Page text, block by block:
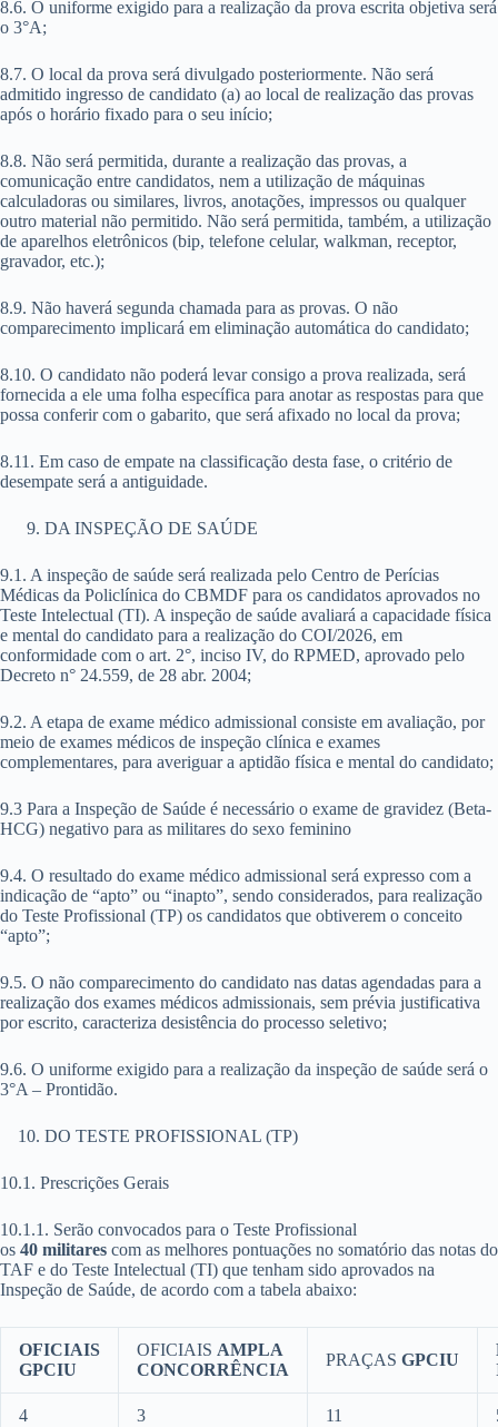
8.6. O uniforme exigido para a realização da prova escrita objetiva será
o 3°A;
8.7. O local da prova será divulgado posteriormente. Não será
admitido ingresso de candidato (a) ao local de realização das provas
após o horário fixado para o seu início;
8.8. Não será permitida, durante a realização das provas, a
comunicação entre candidatos, nem a utilização de máquinas
calculadoras ou similares, livros, anotações, impressos ou qualquer
outro material não permitido. Não será permitida, também, a utilização
de aparelhos eletrônicos (bip, telefone celular, walkman, receptor,
gravador, etc.);
8.9. Não haverá segunda chamada para as provas. O não
comparecimento implicará em eliminação automática do candidato;
8.10. O candidato não poderá levar consigo a prova realizada, será
fornecida a ele uma folha específica para anotar as respostas para que
possa conferir com o gabarito, que será afixado no local da prova;
8.11. Em caso de empate na classificação desta fase, o critério de
desempate será a antiguidade.
DA INSPEÇÃO DE SAÚDE
9.1. A inspeção de saúde será realizada pelo Centro de Perícias
Médicas da Policlínica do CBMDF para os candidatos aprovados no
Teste Intelectual (TI). A inspeção de saúde avaliará a capacidade física
e mental do candidato para a realização do COI/2026, em
conformidade com o art. 2°, inciso IV, do RPMED, aprovado pelo
Decreto n° 24.559, de 28 abr. 2004;
9.2. A etapa de exame médico admissional consiste em avaliação, por
meio de exames médicos de inspeção clínica e exames
complementares, para averiguar a aptidão física e mental do candidato;
9.3 Para a Inspeção de Saúde é necessário o exame de gravidez (Beta-
HCG) negativo para as militares do sexo feminino
9.4. O resultado do exame médico admissional será expresso com a
indicação de “apto” ou “inapto”, sendo considerados, para realização
do Teste Profissional (TP) os candidatos que obtiverem o conceito
“apto”;
9.5. O não comparecimento do candidato nas datas agendadas para a
realização dos exames médicos admissionais, sem prévia justificativa
por escrito, caracteriza desistência do processo seletivo;
9.6. O uniforme exigido para a realização da inspeção de saúde será o
3°A – Prontidão.
DO TESTE PROFISSIONAL (TP)
10.1. Prescrições Gerais
10.1.1. Serão convocados para o Teste Profissional
os 40 militares com as melhores pontuações no somatório das notas do
TAF e do Teste Intelectual (TI) que tenham sido aprovados na
Inspeção de Saúde, de acordo com a tabela abaixo:
OFICIAIS
GPCIU
OFICIAIS AMPLA
CONCORRÊNCIA
PRAÇAS GPCIU
4 3 11